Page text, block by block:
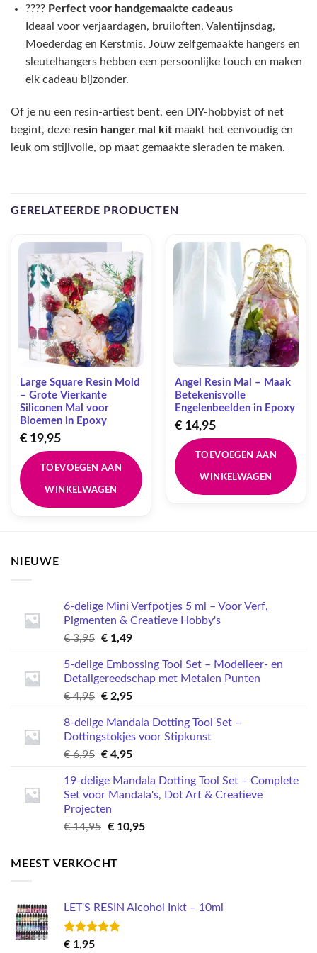
???? Perfect voor handgemaakte cadeaus
Ideaal voor verjaardagen, bruiloften, Valentijnsdag,
Moederdag en Kerstmis. Jouw zelfgemaakte hangers en
sleutelhangers hebben een persoonlijke touch en maken
elk cadeau bijzonder.
Of je nu een resin-artiest bent, een DIY-hobbyist of net
begint, deze resin hanger mal kit maakt het eenvoudig én
leuk om stijlvolle, op maat gemaakte sieraden te maken.
GERELATEERDE PRODUCTEN
Large Square Resin Mold
– Grote Vierkante
Siliconen Mal voor
Bloemen in Epoxy
€19,95
TOEVOEGEN AAN
WINKELWAGEN
Angel Resin Mal – Maak
Betekenisvolle
Engelenbeelden in Epoxy
€14,95
TOEVOEGEN AAN
WINKELWAGEN
NIEUWE
6-delige Mini Verfpotjes 5 ml – Voor Verf,
Pigmenten & Creatieve Hobby's
€3,95 Oorspronkelijke
was:
€ 3,95.
€1,49Huidige
is:
€ 1,49.
5-delige Embossing Tool Set – Modelleer- en
Detailgereedschap met Metalen Punten
€4,95 Oorspronkelijke
was:
€ 4,95.
€2,95Huidige
is:
€ 2,95.
8-delige Mandala Dotting Tool Set –
Dottingstokjes voor Stipkunst
€6,95 Oorspronkelijke
was:
€ 6,95.
€4,95Huidige
is:
€ 4,95.
19-delige Mandala Dotting Tool Set – Complete
Set voor Mandala's, Dot Art & Creatieve
Projecten
€14,95 Oorspronkelijke
€ 14,95.
€10,95Huidige
MEEST VERKOCHT
LET'S RESIN Alcohol Inkt – 10ml
Gewaardeerd
€ 1,95